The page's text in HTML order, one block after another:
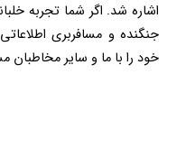
اشاره شد. اگر شما تجربه
جنگنده و مسافربری
خود را با ما و سایر مخاطبان